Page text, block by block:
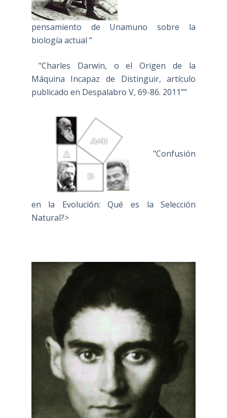
pensamiento de Unamuno sobre la
biología actual “
"Charles Darwin, o el Origen de la
Máquina Incapaz de Distinguir, artículo
publicado en Despalabro V, 69-86. 2011""
"Confusión
en la Evolución: Qué es la Selección
Natural?>